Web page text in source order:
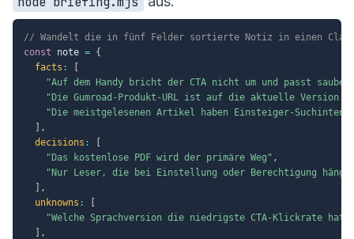
// Wandelt die in fünf Felder sortierte Notiz in einen
const note = {
facts :
"Auf dem Handy bricht der CTA nicht um und passt
"Die Gumroad-Produkt-URL ist auf die aktuelle Version
"Die meistgelesenen Artikel haben Einsteiger-
,
decisions :
"Das kostenlose PDF wird der primäre Weg" ,
"Nur Leser, die bei Einstellung oder Berechtigung
,
unknowns :
"Welche Sprachversion die niedrigste CTA-Klickrate hat"
,